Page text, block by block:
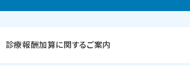
診療報酬加算に関するご案内